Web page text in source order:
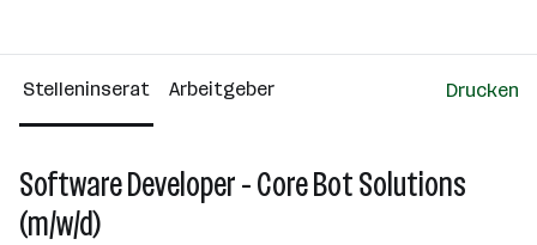
Über das Unternehmen
2501 - 10000 Mitarbeiter*innen
Stelleninserat Arbeitgeber Drucken
Software Developer - Core Bot Solutions
(m/w/d)